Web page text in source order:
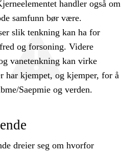
handler også om
samfunn bør være.
slik tenkning kan ha for
og forsoning. Videre
vanetenkning kan virke
har kjempet, og kjemper, for å
Saepmie og verden.
dreier seg om hvorfor